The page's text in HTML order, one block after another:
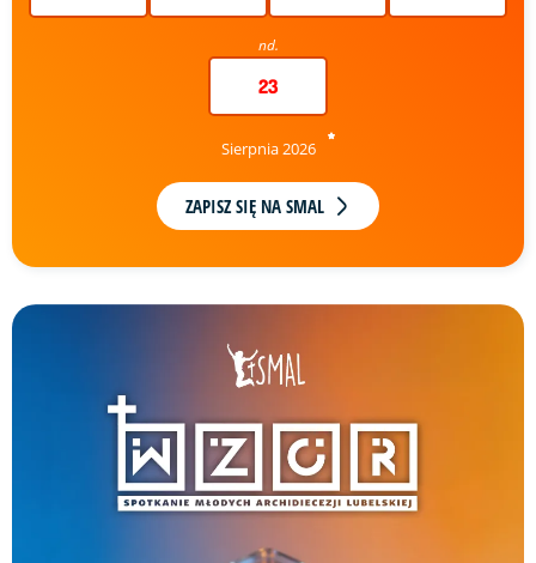
nd.
23
Sierpnia 2026
ZAPISZ SIĘ NA SMAL